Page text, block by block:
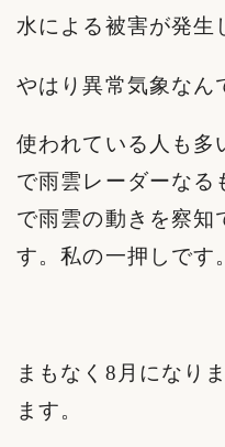
水による被害が発生
やはり異常気象なん
使われている人も多
で雨雲レーダーなる
で雨雲の動きを察知
す。私の一押しです。
まもなく8月になり
ます。